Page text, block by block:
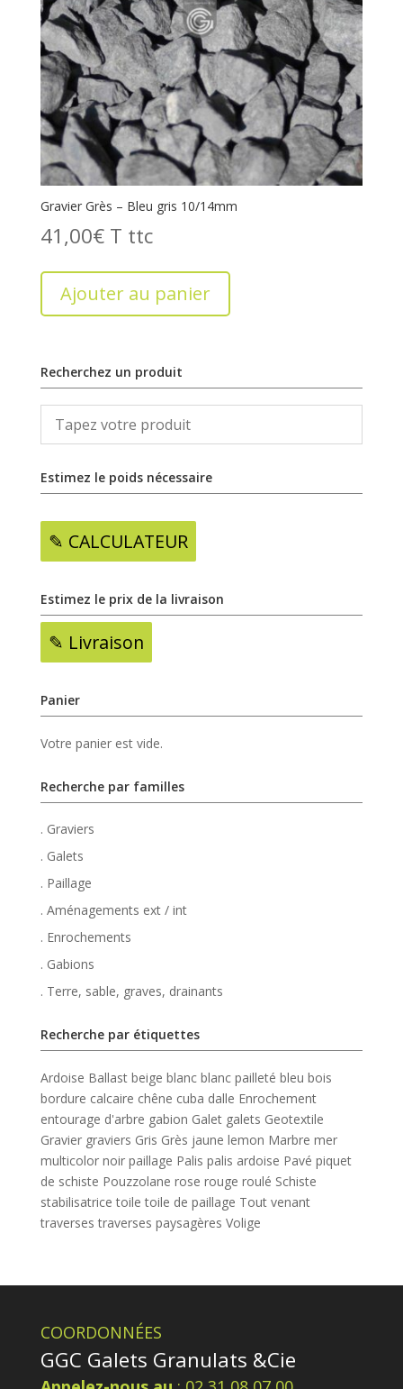
Gravier Grès – Bleu gris 10/14mm
41,00€ T
Ajouter au panier
Recherchez un produit
Estimez le poids nécessaire
✎ CALCULATEUR
Estimez le prix de la livraison
✎ Livraison
Panier
Votre panier est vide.
Recherche par familles
. Graviers
. Galets
. Paillage
. Aménagements ext / int
. Enrochements
. Gabions
. Terre, sable, graves, drainants
Recherche par étiquettes
Ardoise Ballast beige blanc blanc pailleté bleu bois
bordure calcaire chêne cuba dalle Enrochement
entourage d'arbre gabion Galet galets Geotextile
Gravier graviers Gris Grès jaune lemon Marbre mer
multicolor noir paillage Palis palis ardoise Pavé piquet
de schiste Pouzzolane rose rouge roulé Schiste
stabilisatrice toile toile de paillage Tout venant
traverses traverses paysagères Volige
COORDONNÉES
GGC Galets Granulats &Cie